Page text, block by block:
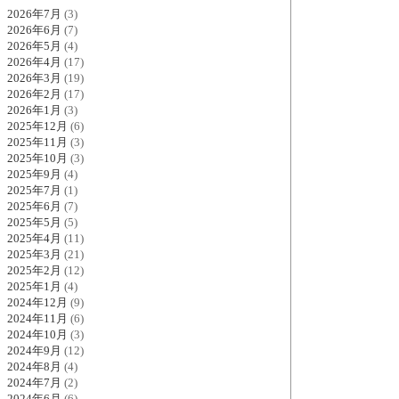
2026年7月 (3)
2026年6月 (7)
2026年5月 (4)
2026年4月 (17)
2026年3月 (19)
2026年2月 (17)
2026年1月 (3)
2025年12月 (6)
2025年11月 (3)
2025年10月 (3)
2025年9月 (4)
2025年7月 (1)
2025年6月 (7)
2025年5月 (5)
2025年4月 (11)
2025年3月 (21)
2025年2月 (12)
2025年1月 (4)
2024年12月 (9)
2024年11月 (6)
2024年10月 (3)
2024年9月 (12)
2024年8月 (4)
2024年7月 (2)